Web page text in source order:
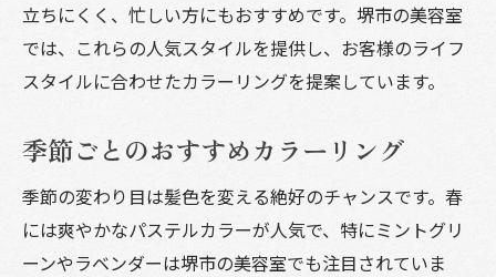
立ちにくく、忙しい方にもおすすめです。堺市の美容室
では、これらの人気スタイルを提供し、お客様のライフ
スタイルに合わせたカラーリングを提案しています。
季節ごとのおすすめカラーリング
季節の変わり目は髪色を変える絶好のチャンスです。春
には爽やかなパステルカラーが人気で、特にミントグリ
ーンやラベンダーは堺市の美容室でも注目されていま